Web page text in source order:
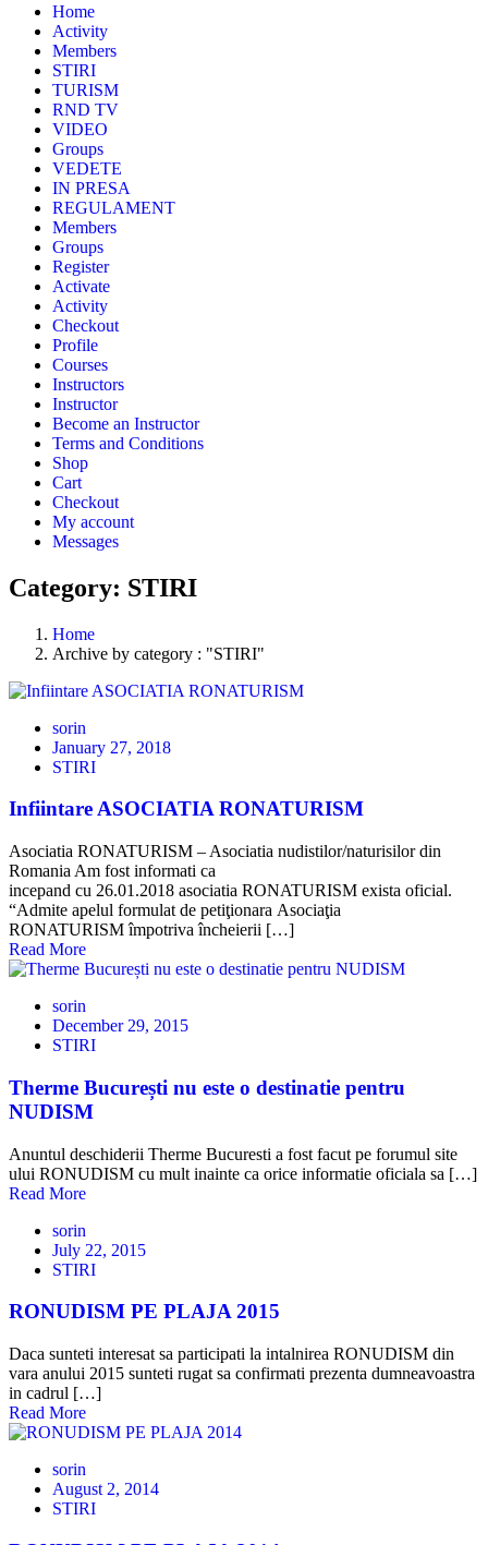
Home
Activity
Members
STIRI
TURISM
RND TV
VIDEO
Groups
VEDETE
IN PRESA
REGULAMENT
Members
Groups
Register
Activate
Activity
Checkout
Profile
Courses
Instructors
Instructor
Become an Instructor
Terms and Conditions
Shop
Cart
Checkout
My account
Messages
Category: STIRI
Home
Archive by category : "STIRI"
sorin
January 27, 2018
STIRI
Infiintare ASOCIATIA RONATURISM
Asociatia RONATURISM – Asociatia nudistilor/naturisilor din
Romania Am fost informati ca
incepand cu 26.01.2018 asociatia RONATURISM exista oficial.
“Admite apelul formulat de petiţionara Asociaţia
RONATURISM împotriva încheierii […]
Read More
sorin
December 29, 2015
STIRI
Therme București nu este o destinatie pentru
NUDISM
Anuntul deschiderii Therme Bucuresti a fost facut pe forumul site
ului RONUDISM cu mult inainte ca orice informatie oficiala sa […]
Read More
sorin
July 22, 2015
STIRI
RONUDISM PE PLAJA 2015
Daca sunteti interesat sa participati la intalnirea RONUDISM din
vara anului 2015 sunteti rugat sa confirmati prezenta dumneavoastra
in cadrul […]
Read More
sorin
August 2, 2014
STIRI